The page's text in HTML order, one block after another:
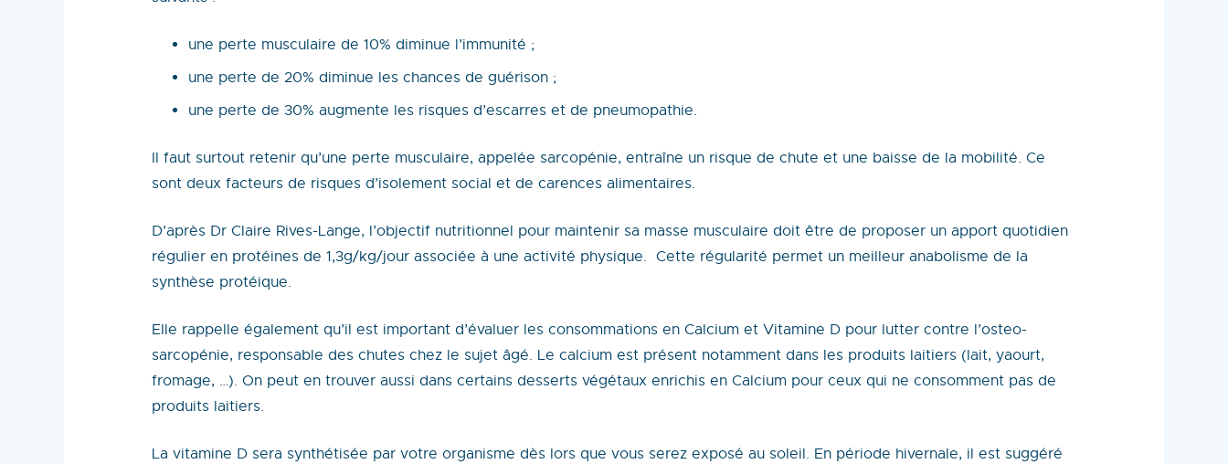
une perte musculaire de 10% diminue l’immunité ;
une perte de 20% diminue les chances de guérison ;
une perte de 30% augmente les risques d’escarres et de pneumopathie.
Il faut surtout retenir qu’une perte musculaire, appelée sarcopénie, entraîne un risque de chute et une baisse de la mobilité. Ce
sont deux facteurs de risques d’isolement social et de carences alimentaires.
D’après Dr Claire Rives-Lange, l’objectif nutritionnel pour maintenir sa masse musculaire doit être de proposer un apport quotidien
régulier en protéines de 1,3g/kg/jour associée à une activité physique. Cette régularité permet un meilleur anabolisme de la
synthèse protéique.
Elle rappelle également qu’il est important d’évaluer les consommations en Calcium et Vitamine D pour lutter contre l’osteo-
sarcopénie, responsable des chutes chez le sujet âgé. Le calcium est présent notamment dans les produits laitiers (lait, yaourt,
fromage, …). On peut en trouver aussi dans certains desserts végétaux enrichis en Calcium pour ceux qui ne consomment pas de
produits laitiers.
La vitamine D sera synthétisée par votre organisme dès lors que vous serez exposé au soleil. En période hivernale, il est suggéré